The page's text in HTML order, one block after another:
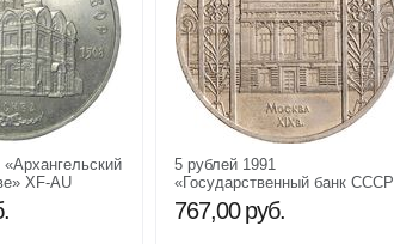
XF-AU
5 рублей 1991
«Государственный банк СССР
в Москве» XF-AU
767,00 руб.